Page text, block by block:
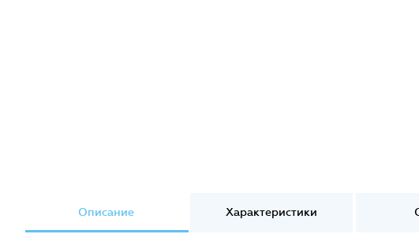
Описание Характеристики